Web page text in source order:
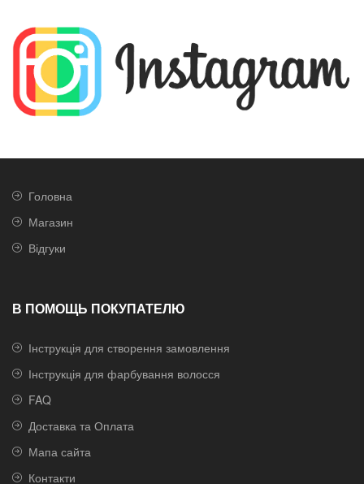
Головна
Магазин
Відгуки
В ПОМОЩЬ ПОКУПАТЕЛЮ
Інструкція для створення замовлення
Інструкція для фарбування волосся
FAQ
Доставка та Оплата
Мапа сайта
Контакти